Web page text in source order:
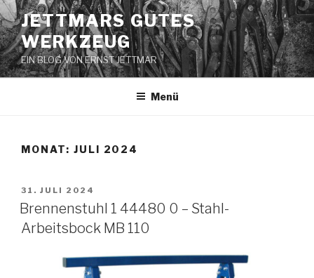
Zum
Inhalt
springen
JETTMARS GUTES
WERKZEUG
EIN BLOG VON ERNST JETTMAR
Menü
MONAT: JULI 2024
VERÖFFENTLICHT
AM
31. JULI 2024
Brennenstuhl 1 44480 0 – Stahl-
Arbeitsbock MB 110